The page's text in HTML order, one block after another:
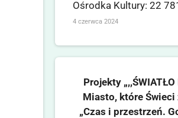
Ośrodka Kultury: 22
4 czerwca 2024
Projekty „,,ŚWIATŁO
Miasto, które Świeci
„Czas i przestrzeń.